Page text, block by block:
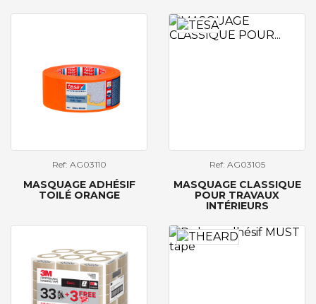
Ref: AG03110
MASQUAGE ADHÉSIF
TOILÉ ORANGE
Ref: AG03105
MASQUAGE CLASSIQUE
POUR TRAVAUX
INTÉRIEURS